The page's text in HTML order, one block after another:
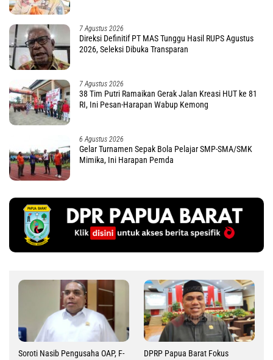
7 Agustus 2026
Direksi Definitif PT MAS Tunggu Hasil RUPS Agustus
2026, Seleksi Dibuka Transparan
7 Agustus 2026
38 Tim Putri Ramaikan Gerak Jalan Kreasi HUT ke 81
RI, Ini Pesan-Harapan Wabup Kemong
6 Agustus 2026
Gelar Turnamen Sepak Bola Pelajar SMP-SMA/SMK
Mimika, Ini Harapan Pemda
Soroti Nasib Pengusaha OAP, F-
DPRP Papua Barat Fokus